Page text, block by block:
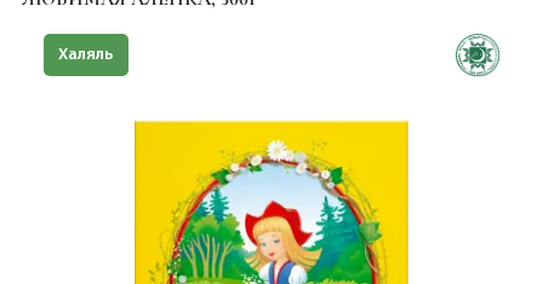
Халяль